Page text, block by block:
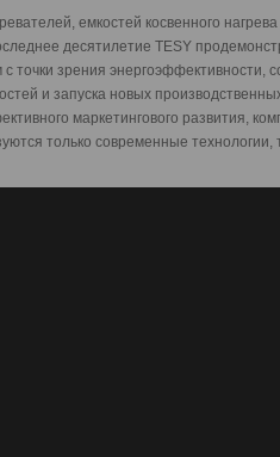
емкостей косвенного
десятилетие TESY
с точки зрения энергоэффективности,
и запуска новых
маркетингового развития,
только современные технологии,